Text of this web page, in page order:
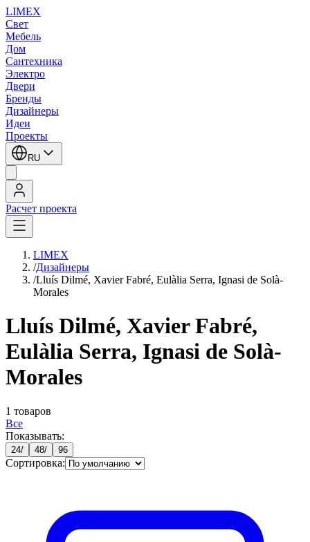
LIMEX
Свет
Мебель
Дом
Сантехника
Электро
Двери
Бренды
Дизайнеры
Идеи
Проекты
RU
Расчет проекта
LIMEX
/Дизайнеры
/Lluís Dilmé, Xavier Fabré, Eulàlia Serra, Ignasi de Solà-
Morales
Lluís Dilmé, Xavier Fabré,
Eulàlia Serra, Ignasi de Solà-
Morales
1 товаров
Все
Показывать:
24/ 48/ 96
Сортировка: